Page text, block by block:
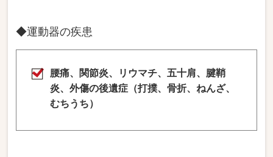
◆運動器の疾患
腰痛、関節炎、リウマチ、五十肩、腱鞘
炎、外傷の後遺症（打撲、骨折、ねんざ、
むちうち）